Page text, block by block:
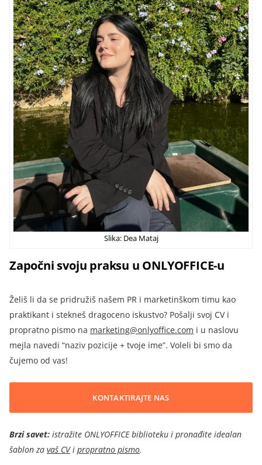
Slika: Dea Mataj
Započni svoju praksu u ONLYOFFICE-u
Želiš li da se pridružiš našem PR i marketinškom timu kao
praktikant i stekneš dragoceno iskustvo? Pošalji svoj CV i
propratno pismo na marketing@onlyoffice.com i u naslovu
mejla navedi “naziv pozicije + tvoje ime”. Voleli bi smo da
čujemo od vas!
KONTAKTIRAJTE NAS
Brzi savet: istražite ONLYOFFICE biblioteku i pronađite idealan
šablon za vaš CVi propratno pismo.